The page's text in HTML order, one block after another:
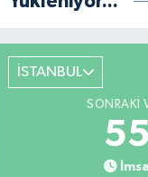
İSTANBUL
SONRAKI